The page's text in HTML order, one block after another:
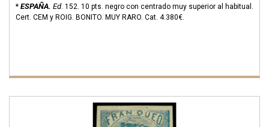
* ESPAÑA. Ed. 152. 10 pts. negro con centrado muy superior al habitual.
Cert. CEM y ROIG. BONITO. MUY RARO. Cat. 4.380€.